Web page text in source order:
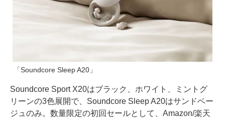
「Soundcore Sleep A20」
Soundcore Sport X20はブラック、ホワイト、ミントグ
リーンの3色展開で、Soundcore Sleep A20はサンドベー
ジュのみ。数量限定の初回セールとして、Amazon/楽天